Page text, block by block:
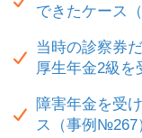
できたケース
当時の診察券
厚生年金2級を
障害年金を受
ス（事例№267